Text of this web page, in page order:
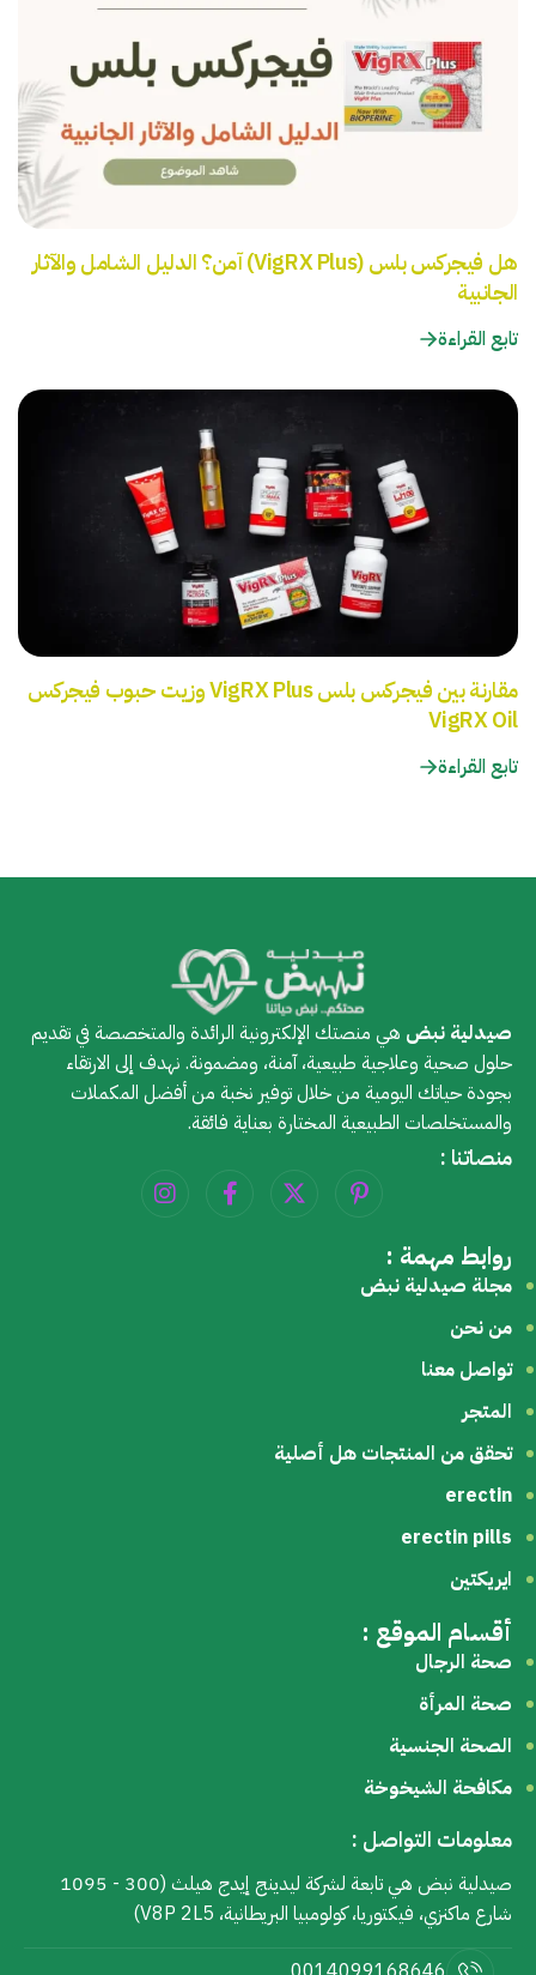
هل فيجركس بلس (VigRX Plus) آمن؟ الدليل الشامل والآثار
الجانبية
تابع القراءة
مقارنة بين فيجركس بلس VigRX Plus وزيت حبوب فيجركس
VigRX Oil
تابع القراءة
صيدلية نبض هي منصتك الإلكترونية الرائدة والمتخصصة في تقديم
حلول صحية وعلاجية طبيعية، آمنة، ومضمونة. نهدف إلى الارتقاء
بجودة حياتك اليومية من خلال توفير نخبة من أفضل المكملات
والمستخلصات الطبيعية المختارة بعناية فائقة.
منصاتنا :
روابط مهمة :
مجلة صيدلية نبض
من نحن
تواصل معنا
المتجر
تحقق من المنتجات هل أصلية
erectin
erectin pills
ايريكتين
أقسام الموقع :
صحة الرجال
صحة المرأة
الصحة الجنسية
مكافحة الشيخوخة
معلومات التواصل :
صيدلية نبض هي تابعة لشركة ليدينج إيدج هيلث (300 - 1095
شارع ماكنزي، فيكتوريا، كولومبيا البريطانية، V8P 2L5)